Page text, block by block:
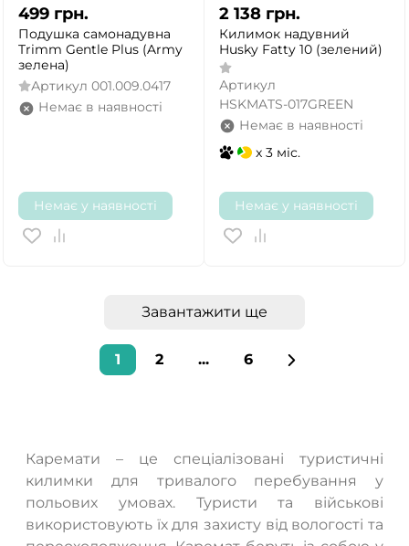
499 грн.
Подушка самонадувна
Trimm Gentle Plus (Army
зелена)
Артикул 001.009.0417
Немає в наявності
Немає у наявності
2 138 грн.
Килимок надувний
Husky Fatty 10 (зелений)
Артикул
HSKMATS-017GREEN
Немає в наявності
x 3 міс.
Немає у наявності
Завантажити ще
1 2 ... 6
Каремати – це спеціалізовані туристичні
килимки для тривалого перебування у
польових умовах. Туристи та військові
використовують їх для захисту від вологості та